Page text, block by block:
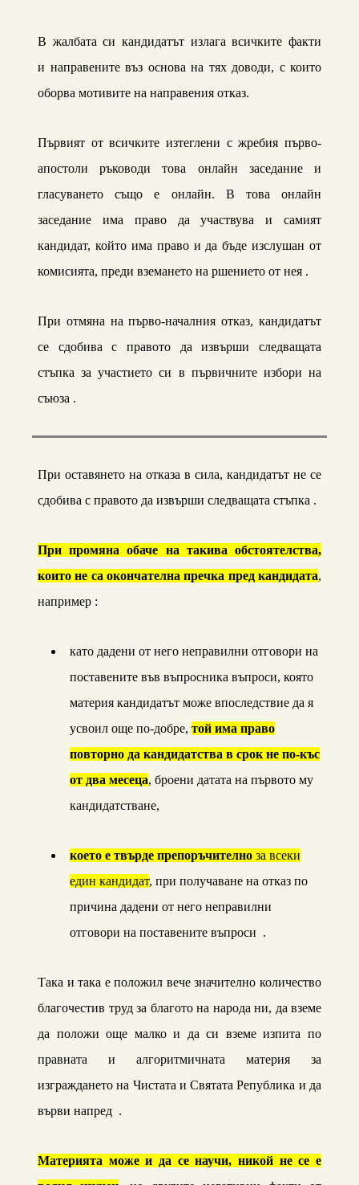
В жалбата си кандидатът излага всичките факти
и направените въз основа на тях доводи, с които
оборва мотивите на направения отказ.
Първият от всичките изтеглени с жребия първо-
апостоли ръководи това онлайн заседание и
гласуването също е онлайн. В това онлайн
заседание има право да участвува и самият
кандидат, който има право и да бъде изслушан от
комисията, преди вземането на ршението от нея .
При отмяна на първо-началния отказ, кандидатът
се сдобива с правото да извърши следващата
стъпка за участието си в първичните избори на
съюза .
При оставянето на отказа в сила, кандидатът не се
сдобива с правото да извърши следващата стъпка .
При промяна обаче на такива обстоятелства,
които не са окончателна пречка пред кандидата,
например :
като дадени от него неправилни отговори на
поставените във въпросника въпроси, която
материя кандидатът може впоследствие да я
усвоил още по-добре, той има право
повторно да кандидатства в срок не по-къс
от два месеца, броени датата на първото му
кандидатстване,
което е твърде препоръчително за всеки
един кандидат, при получаване на отказ по
причина дадени от него неправилни
отговори на поставените въпроси .
Така и така е положил вече значително количество
благочестив труд за благото на народа ни, да вземе
да положи още малко и да си вземе изпита по
правната и алгоритмичната материя за
изграждането на Чистата и Святата Република и да
върви напред .
Материята може и да се научи, никой не се е